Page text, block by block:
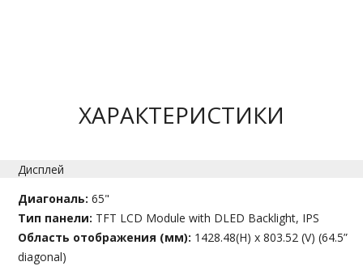
ХАРАКТЕРИСТИКИ
Дисплей
Диагональ:65"
Тип панели: TFT LCD Module with DLED Backlight, IPS
Область отображения (мм): 1428.48(H) x 803.52 (V) (64.5”
diagonal)